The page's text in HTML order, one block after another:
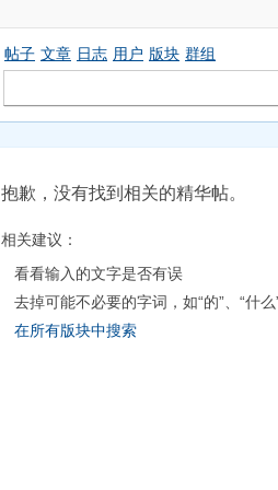
帖子 文章 日志 用户 版块 群组
抱歉，没有找到相关的精华帖。
相关建议：
看看输入的文字是否有误
去掉可能不必要的字词，如“的”、“什么
在所有版块中搜索